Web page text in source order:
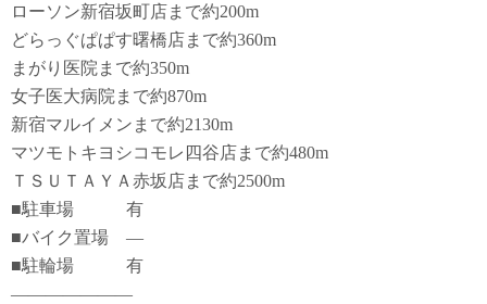
ローソン新宿坂町店まで約200m
どらっぐぱぱす曙橋店まで約360m
まがり医院まで約350m
女子医大病院まで約870m
新宿マルイメンまで約2130m
マツモトキヨシコモレ四谷店まで約480m
ＴＳＵＴＡＹＡ赤坂店まで約2500m
■駐車場 有
■バイク置場 ―
■駐輪場 有
―――――――